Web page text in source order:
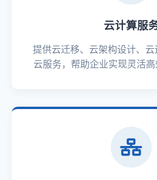
云计算服
提供云迁移、云架构设计、
云服务，帮助企业实现灵活高